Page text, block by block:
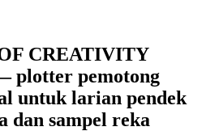
CREATIVITY
plotter pemotong
untuk larian pendek
dan sampel reka